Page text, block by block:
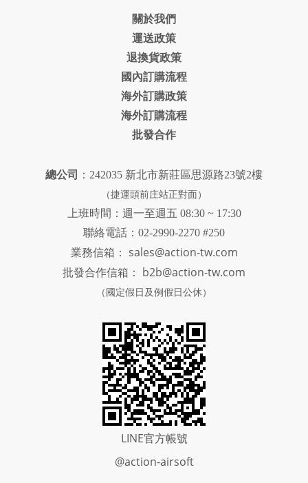
關於我們
運送政策
退換貨政策
國內訂購流程
海外訂購政策
海外訂購流程
批發合作
總公司 ：242035 新北市新莊區思源路23號2樓
（捷運頭前庄站正對面）
上班時間：週一至週五 08:30 ~ 17:30
聯絡電話：02-2990-2270 #250
業務信箱： sales@action-tw.com
批發合作信箱： b2b@action-tw.com
（國定假日及例假日公休）
LINE官方帳號
@action-airsoft